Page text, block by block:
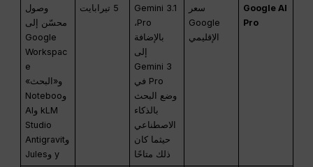
Google AI
Pro
سعر
Google
الإقليمي
Gemini 3.1
Pro،
بالإضافة
إلى
Gemini 3
Pro في
وضع البحث
بالذكاء
الاصطناعي
حيثما كان
ذلك متاحًا
5 تيرابايت
وصول
محسّن إلى
Google
Workspac
e
و«البحث»
وNoteboo
kLM وAI
Studio
وAntigravit
y وJules